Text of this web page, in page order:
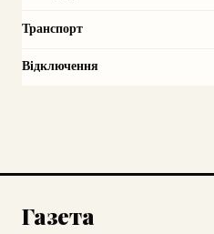
Транспорт
Відключення
Газета